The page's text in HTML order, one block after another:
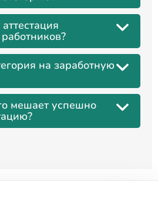
на заработную
мешает успешно